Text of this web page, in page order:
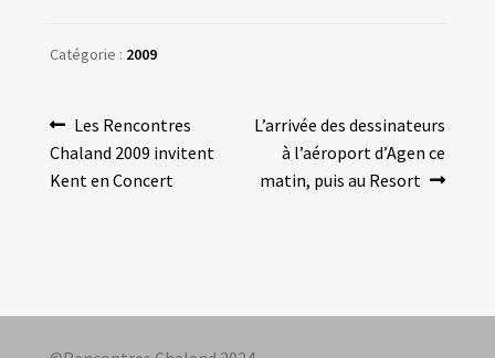
Les amis d’Yves Chaland
Catégorie : 2009
Navigation
de
Article
précédent :
Les Rencontres
Chaland 2009 invitent
Kent en Concert
Article
suivant :
L’arrivée des dessinateurs
à l’aéroport d’Agen ce
matin, puis au Resort